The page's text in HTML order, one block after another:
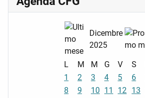
Dicembre
2025
L M M G V S
1
2 3 4 5 6
8
9 10 11 12 13